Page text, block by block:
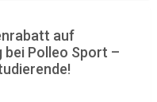
auf
bei Polleo Sport –